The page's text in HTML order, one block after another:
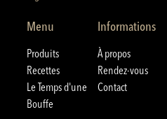
Menu
Produits
Recettes
Le Temps d'une
Bouffe
Informations
À propos
Rendez-vous
Contact